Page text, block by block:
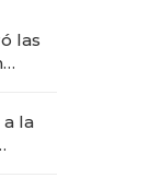
las
la